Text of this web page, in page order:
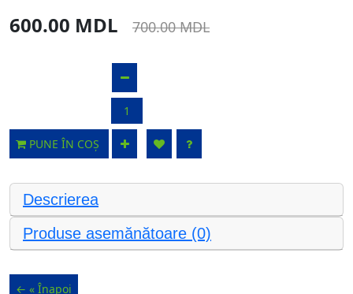
600.00 MDL 700.00 MDL
PUNE ÎN COȘ
Descrierea
Produse asemănătoare (0)